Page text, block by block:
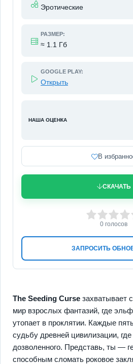
Эротические
РАЗМЕР:
≈ 1.1 Гб
GOOGLE PLAY:
Открыть
НАША ОЦЕНКА
В
СКАЧАТЬ
ЗАПРОСИТЬ
3 4 5
0 голосов
The Seeding Curse захватывает
мир взрослых фантазий, где
утопает в проклятии. Каждые
судьбу древней цивилизации,
дозволенного. Представь, ты —
способным сломать роковое